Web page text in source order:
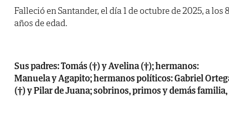
Falleció en Santander, el día 1 de octubre de 2025, a los
años de edad.
Sus padres: Tomás (†) y Avelina (†); hermanos:
Manuela y Agapito; hermanos políticos: Gabriel
(†) y Pilar de Juana; sobrinos, primos y demás familia,